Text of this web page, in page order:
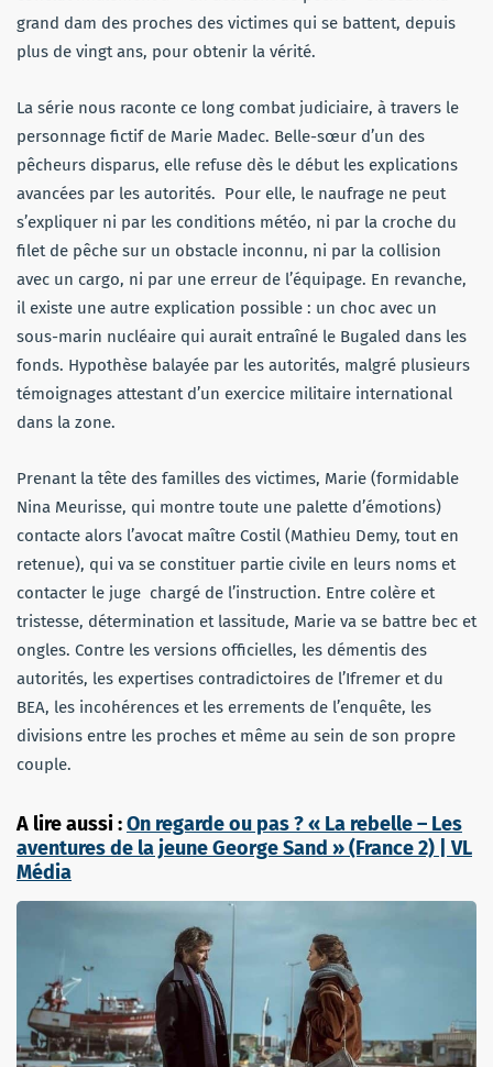
grand dam des proches des victimes qui se battent, depuis
plus de vingt ans, pour obtenir la vérité.
La série nous raconte ce long combat judiciaire, à travers le
personnage fictif de Marie Madec. Belle-sœur d’un des
pêcheurs disparus, elle refuse dès le début les explications
avancées par les autorités. Pour elle, le naufrage ne peut
s’expliquer ni par les conditions météo, ni par la croche du
filet de pêche sur un obstacle inconnu, ni par la collision
avec un cargo, ni par une erreur de l’équipage. En revanche,
il existe une autre explication possible : un choc avec un
sous-marin nucléaire qui aurait entraîné le Bugaled dans les
fonds. Hypothèse balayée par les autorités, malgré plusieurs
témoignages attestant d’un exercice militaire international
dans la zone.
Prenant la tête des familles des victimes, Marie (formidable
Nina Meurisse, qui montre toute une palette d’émotions)
contacte alors l’avocat maître Costil (Mathieu Demy, tout en
retenue), qui va se constituer partie civile en leurs noms et
contacter le juge chargé de l’instruction. Entre colère et
tristesse, détermination et lassitude, Marie va se battre bec et
ongles. Contre les versions officielles, les démentis des
autorités, les expertises contradictoires de l’Ifremer et du
BEA, les incohérences et les errements de l’enquête, les
divisions entre les proches et même au sein de son propre
couple.
A lire aussi :On regarde ou pas ? « La rebelle – Les
aventures de la jeune George Sand » (France 2) | VL
Média